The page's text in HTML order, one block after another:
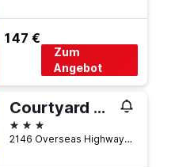
147 €
Zum
Angebot
Courtyard by Marriott Faro Blanco Resort
3 Sterne
2146 Overseas Highway, Marathon, FL, USA